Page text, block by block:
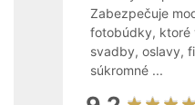
Zabezpečuje
fotobúdky, ktoré
svadby, oslavy,
súkromné ...